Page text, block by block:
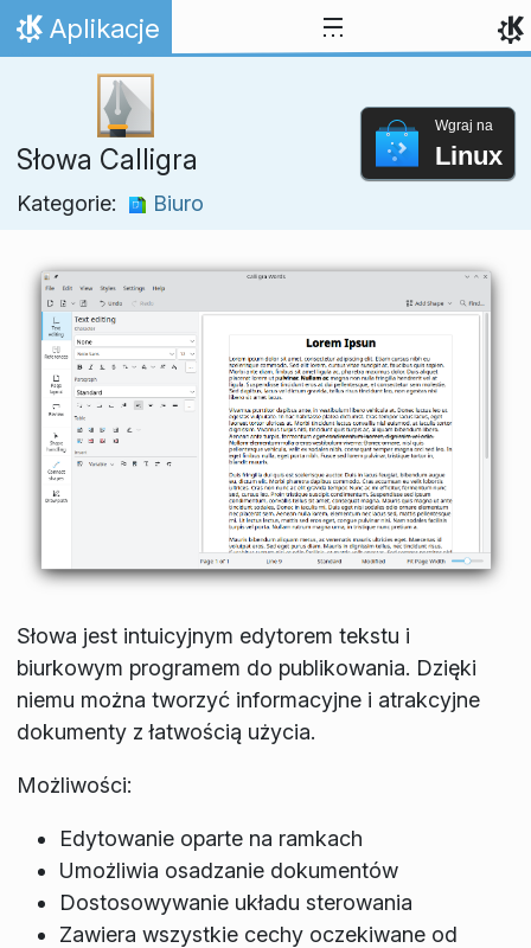
Przejdź to treści
Strona domowa
Aplikacje
Słowa Calligra
Kategorie: Biuro
Wgraj na
Linux
Słowa jest intuicyjnym edytorem tekstu i
biurkowym programem do publikowania. Dzięki
niemu można tworzyć informacyjne i atrakcyjne
dokumenty z łatwością użycia.
Możliwości:
Edytowanie oparte na ramkach
Umożliwia osadzanie dokumentów
Dostosowywanie układu sterowania
Zawiera wszystkie cechy oczekiwane od